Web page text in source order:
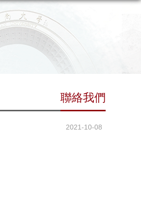
聯絡我們
2021-10-08